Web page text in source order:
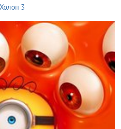
Холоп 3